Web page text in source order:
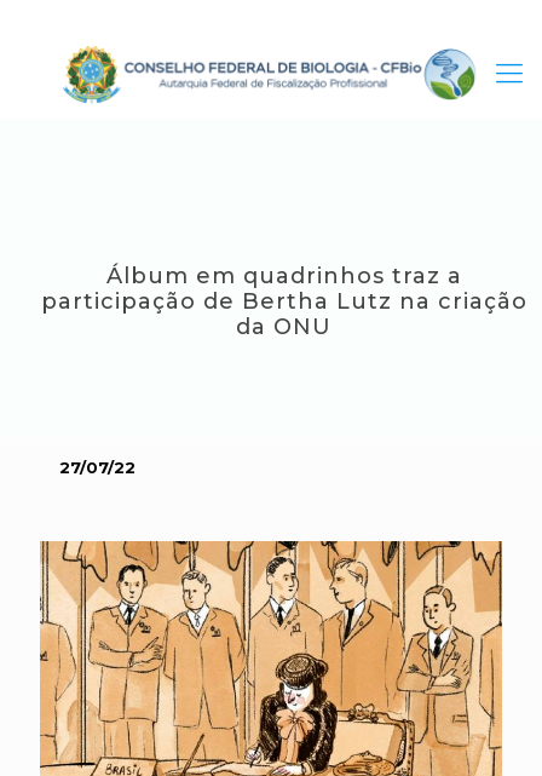
Álbum em quadrinhos traz a
participação de Bertha Lutz na criação
da ONU
27/07/22